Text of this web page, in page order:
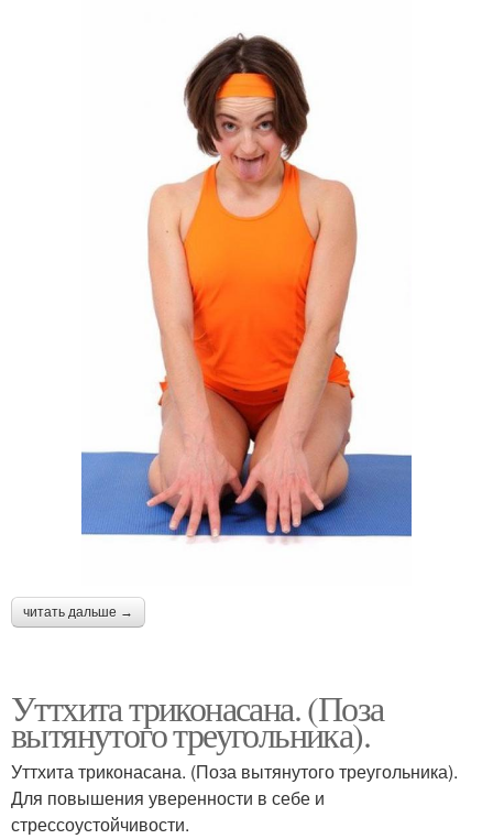
читать дальше →
Уттхита триконасана. (Поза
вытянутого треугольника).
Уттхита триконасана. (Поза вытянутого треугольника).
Для повышения уверенности в себе и
стрессоустойчивости.